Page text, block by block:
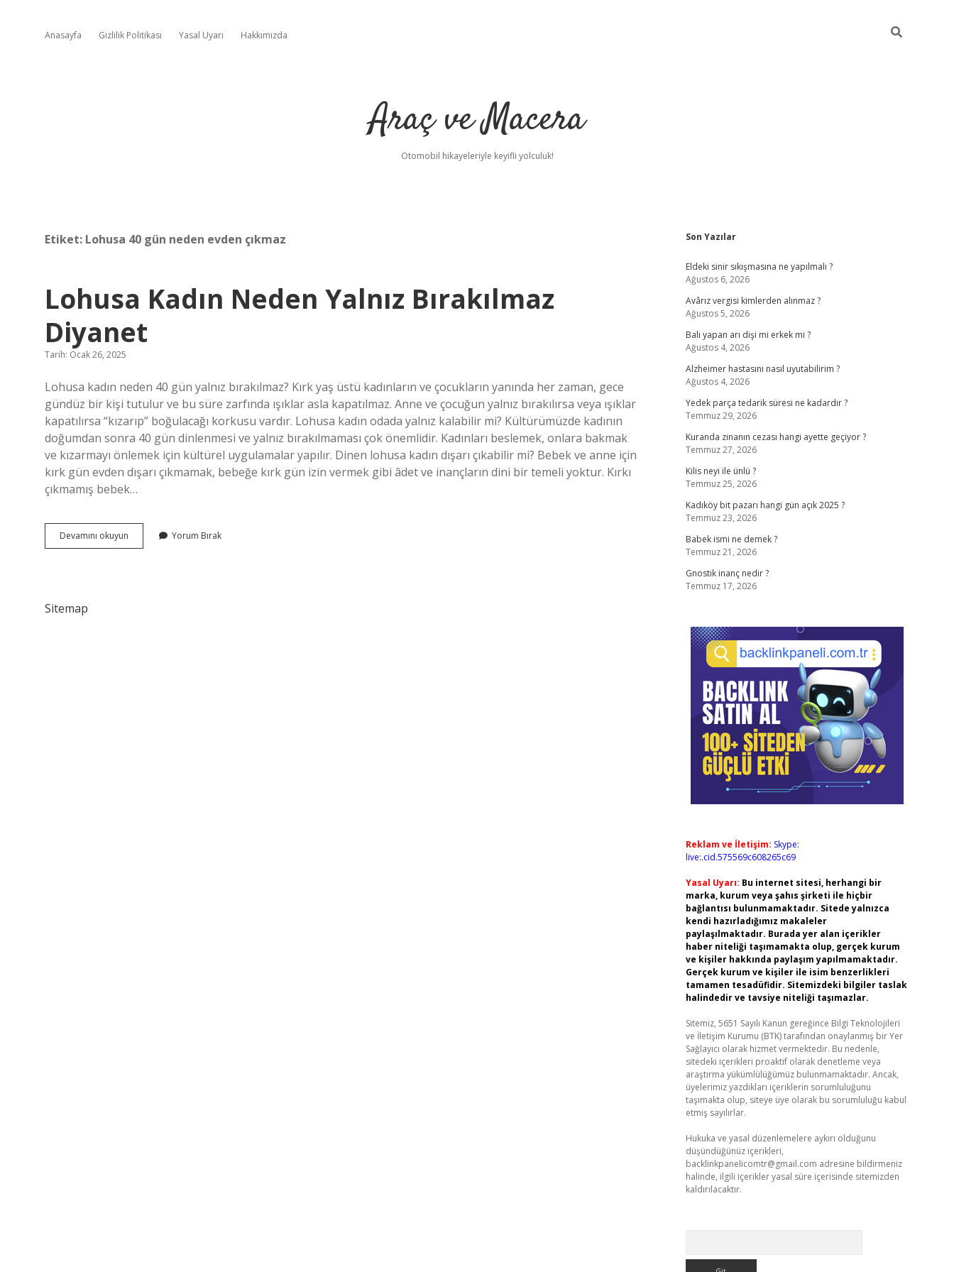
Anasayfa Gizlilik Politikası Yasal Uyarı Hakkımızda
Araç ve Macera
Otomobil hikayeleriyle keyifli yolculuk!
Etiket: Lohusa 40 gün neden evden çıkmaz
Lohusa Kadın Neden Yalnız Bırakılmaz
Diyanet
Tarih: Ocak 26, 2025
Lohusa kadın neden 40 gün yalnız bırakılmaz? Kırk yaş üstü kadınların ve çocukların yanında her zaman, gece
gündüz bir kişi tutulur ve bu süre zarfında ışıklar asla kapatılmaz. Anne ve çocuğun yalnız bırakılırsa veya ışıklar
kapatılırsa “kızarıp” boğulacağı korkusu vardır. Lohusa kadın odada yalnız kalabilir mi? Kültürümüzde kadının
doğumdan sonra 40 gün dinlenmesi ve yalnız bırakılmaması çok önemlidir. Kadınları beslemek, onlara bakmak
ve kızarmayı önlemek için kültürel uygulamalar yapılır. Dinen lohusa kadın dışarı çıkabilir mi? Bebek ve anne için
kırk gün evden dışarı çıkmamak, bebeğe kırk gün izin vermek gibi âdet ve inançların dini bir temeli yoktur. Kırkı
çıkmamış bebek…
Devamını okuyun
Kadın
Yorum Bırak
Sitemap
Sidebar
Son Yazılar
Eldeki sinir sıkışmasına ne yapılmalı ?
Ağustos 6, 2026
Avârız vergisi kimlerden alınmaz ?
Ağustos 5, 2026
Balı yapan arı dişi mi erkek mi ?
Ağustos 4, 2026
Alzheimer hastasını nasıl uyutabilirim ?
Ağustos 4, 2026
Yedek parça tedarik süresi ne kadardır ?
Temmuz 29, 2026
Kuranda zinanın cezası hangi ayette geçiyor ?
Temmuz 27, 2026
Kilis neyi ile ünlü ?
Temmuz 25, 2026
Kadıköy bit pazarı hangi gün açık 2025 ?
Temmuz 23, 2026
Babek ismi ne demek ?
Temmuz 21, 2026
Gnostik inanç nedir ?
Temmuz 17, 2026
Reklam ve İletişim: Skype:
live:.cid.575569c608265c69
Yasal Uyarı: Bu internet sitesi, herhangi bir
marka, kurum veya şahıs şirketi ile hiçbir
bağlantısı bulunmamaktadır. Sitede yalnızca
kendi hazırladığımız makaleler
paylaşılmaktadır. Burada yer alan içerikler
haber niteliği taşımamakta olup, gerçek kurum
ve kişiler hakkında paylaşım yapılmamaktadır.
Gerçek kurum ve kişiler ile isim benzerlikleri
tamamen tesadüfidir. Sitemizdeki bilgiler taslak
halindedir ve tavsiye niteliği taşımazlar.
Sitemiz, 5651 Sayılı Kanun gereğince Bilgi Teknolojileri
ve İletişim Kurumu (BTK) tarafından onaylanmış bir Yer
Sağlayıcı olarak hizmet vermektedir. Bu nedenle,
sitedeki içerikleri proaktif olarak denetleme veya
araştırma yükümlülüğümüz bulunmamaktadır. Ancak,
üyelerimiz yazdıkları içeriklerin sorumluluğunu
taşımakta olup, siteye üye olarak bu sorumluluğu kabul
etmiş sayılırlar.
Hukuka ve yasal düzenlemelere aykırı olduğunu
düşündüğünüz içerikleri,
backlinkpanelicomtr@gmail.com adresine bildirmeniz
halinde, ilgili içerikler yasal süre içerisinde sitemizden
kaldırılacaktır.